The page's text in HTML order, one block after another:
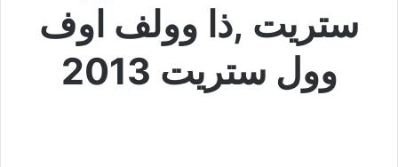
ستريت ,ذا وولف اوف
وول ستريت 2013